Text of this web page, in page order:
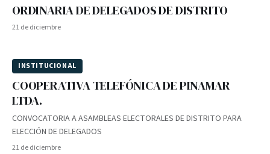
ORDINARIA DE DELEGADOS DE DISTRITO
21 de diciembre
INSTITUCIONAL
COOPERATIVA TELEFÓNICA DE PINAMAR
LTDA.
CONVOCATORIA A ASAMBLEAS ELECTORALES DE DISTRITO PARA
ELECCIÓN DE DELEGADOS
21 de diciembre